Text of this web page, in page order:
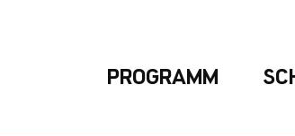
PROGRAMM